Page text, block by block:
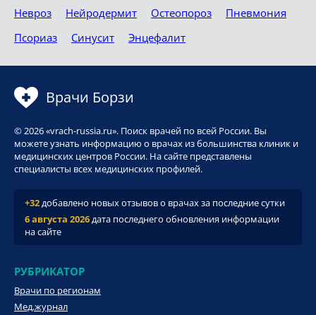
Невроз Нейродермит Остеопороз
Пневмония
Псориаз
Синусит Энцефалит
Врачи Борзи
© 2026 «vrach-russia.ru». Поиск врачей по всей России. Вы
можете узнать информацию о врачах из большинства клиник и
медицинских центров России. На сайте представлены
специалисты всех медицинских профилей.
+32добавлено новых отзывов о врачах за последние сутки
6 августа 2026дата последнего обновления информации
на сайте
РУБРИКАТОР
Врачи по регионам
Мед.журнал